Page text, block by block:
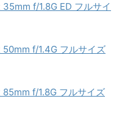
f/1.8G ED フルサイ
f/1.4G フルサイズ
f/1.8G フルサイズ